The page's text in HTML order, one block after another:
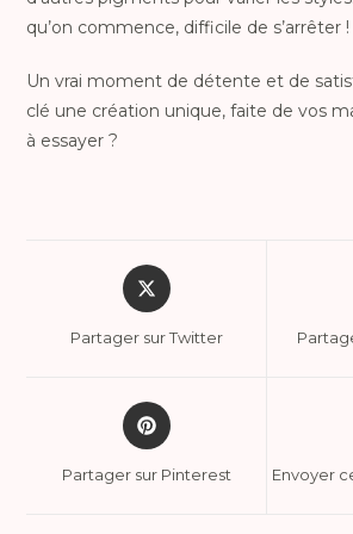
qu’on commence, difficile de s’arrêter !
Un vrai moment de détente et de
clé une création unique, faite de vos
à essayer ?
Partager sur Twitter
Partager sur Pinterest Envoyer